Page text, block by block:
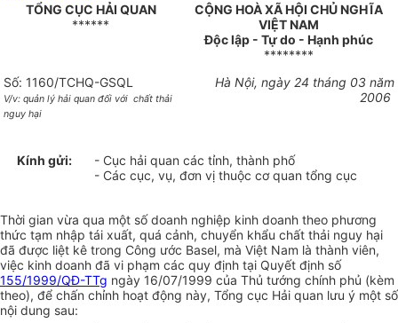
TỔNG CỤC HẢI QUAN
******
CỘNG HOÀ XÃ HỘI CHỦ NGHĨA
VIỆT NAM
Độc lập - Tự do - Hạnh phúc
********
Số: 1160/TCHQ-GSQL
V/v: quản lý hải quan đối với chất thải
nguy hại
Hà Nội, ngày 24 tháng 03 năm
2006
Kính gửi:
- Cục hải quan các tỉnh, thành phố
- Các cục, vụ, đơn vị thuộc cơ quan tổng cục
Thời gian vừa qua một số doanh nghiệp kinh doanh theo phương
thức tạm nhập tái xuất, quá cảnh, chuyển khẩu chất thải nguy hại
đã được liệt kê trong Công ước Basel, mà Việt Nam là thành viên,
việc kinh doanh đã vi phạm các quy định tại Quyết định số
155/1999/QĐ-TTg ngày 16/07/1999 của Thủ tướng chính phủ (kèm
theo), để chấn chỉnh hoạt động này, Tổng cục Hải quan lưu ý một số
nội dung sau: